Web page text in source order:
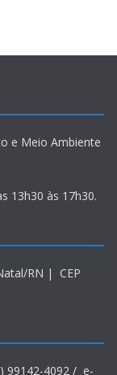
e Meio Ambiente
13h30 às 17h30.
RN | CEP
99142-4092 / e-